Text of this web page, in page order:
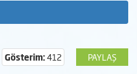
PAYLAŞ
Gösterim:412